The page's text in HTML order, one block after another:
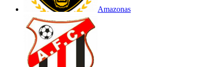
Amazonas